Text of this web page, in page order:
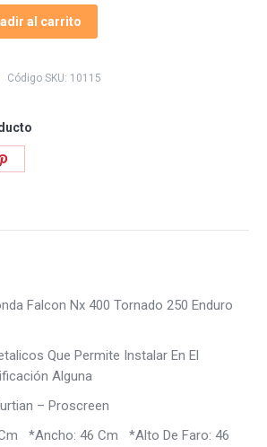
al carrito
Código SKU: 10115
Falcon Nx 400 Tornado 250 Enduro
Que Permite Instalar En El
Alguna
– Proscreen
*Ancho: 46 Cm *Alto De Faro: 46